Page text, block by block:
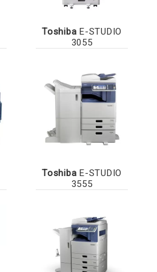
Toshiba E-STUDIO
3055
Toshiba E-STUDIO
3555